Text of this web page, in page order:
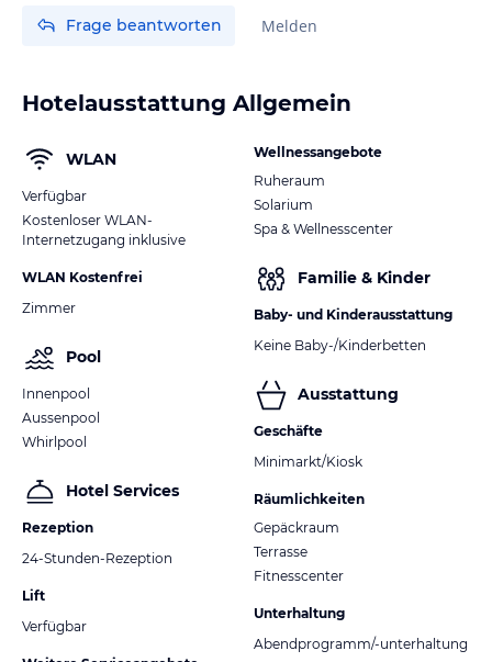
Frage beantworten Melden
Hotelausstattung Allgemein
WLAN
Verfügbar
Kostenloser WLAN-
Internetzugang inklusive
WLAN Kostenfrei
Zimmer
Pool
Innenpool
Aussenpool
Whirlpool
Hotel Services
Rezeption
24-Stunden-Rezeption
Lift
Verfügbar
Wellnessangebote
Ruheraum
Solarium
Spa & Wellnesscenter
Familie & Kinder
Baby- und Kinderausstattung
Keine Baby-/Kinderbetten
Ausstattung
Geschäfte
Minimarkt/Kiosk
Räumlichkeiten
Gepäckraum
Terrasse
Fitnesscenter
Unterhaltung
Abendprogramm/-unterhaltung